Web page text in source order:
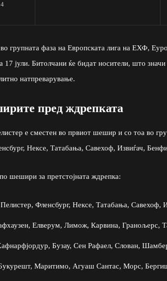
групната фаза на Европската лига на ЕХФ,
17 јули. Битолчани ќе бидат носители, што
натпреварување.
пред ждрепката
е сместен во првиот шешир и со тоа во
Нексе, Татабања, Савехоф, Извиѓач,
шешири за претстојната ждрепка:
Фленсбург, Нексе, Татабања, Савехоф,
Елверум, Лимож, Карвина, Гранољерс,
Бузау, Сен Рафаел, Слован,
Маритимо, Агуаш Сантас, Морс,